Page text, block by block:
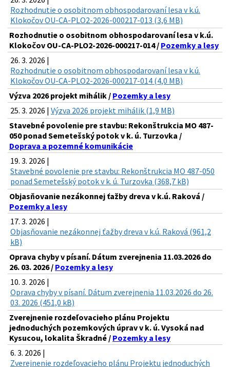
Rozhodnutie o osobitnom obhospodarovaní lesa v k.ú.
Klokočov OU-CA-PLO2-2026-000217-013 (3,6 MB)
Rozhodnutie o osobitnom obhospodarovaní lesa v k.ú.
Klokočov OU-CA-PLO2-2026-000217-014 / Pozemky a lesy
26. 3. 2026 |
Rozhodnutie o osobitnom obhospodarovaní lesa v k.ú.
Klokočov OU-CA-PLO2-2026-000217-014 (4,0 MB)
Výzva 2026 projekt mihálik / Pozemky a lesy
25. 3. 2026 | Výzva 2026 projekt mihálik (1,9 MB)
Stavebné povolenie pre stavbu: Rekonštrukcia MO 487-
050 ponad Semetešský potok v k. ú. Turzovka /
Doprava a pozemné komunikácie
19. 3. 2026 |
Stavebné povolenie pre stavbu: Rekonštrukcia MO 487-050
ponad Semetešský potok v k. ú. Turzovka (368,7 kB)
Objasňovanie nezákonnej ťažby dreva v k.ú. Raková /
Pozemky a lesy
17. 3. 2026 |
Objasňovanie nezákonnej ťažby dreva v k.ú. Raková (961,2
kB)
Oprava chyby v písaní. Dátum zverejnenia 11.03.2026 do
26. 03. 2026 / Pozemky a lesy
10. 3. 2026 |
Oprava chyby v písaní. Dátum zverejnenia 11.03.2026 do 26.
03. 2026 (451,0 kB)
Zverejnenie rozdeľovacieho plánu Projektu
jednoduchých pozemkových úprav v k. ú. Vysoká nad
Kysucou, lokalita Škradné / Pozemky a lesy
6. 3. 2026 |
Zverejnenie rozdeľovacieho plánu Projektu jednoduchých